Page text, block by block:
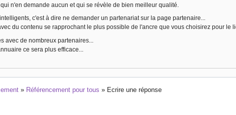
n'en demande aucun et qui se révèle de bien meilleur qualité.
c'est à dire ne demander un partenariat sur la page partenaire...
du contenu se rapprochant le plus possible de l'ancre que vous choisirez pour le
avec de nombreux partenaires...
ce sera plus efficace...
» Référencement pour tous » Ecrire une réponse